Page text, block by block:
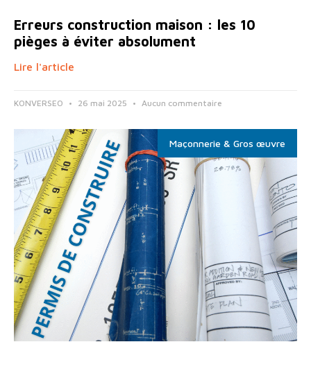
Erreurs construction maison : les 10
pièges à éviter absolument
Lire l'article
KONVERSEO 26 mai 2025 Aucun commentaire
Maçonnerie & Gros œuvre